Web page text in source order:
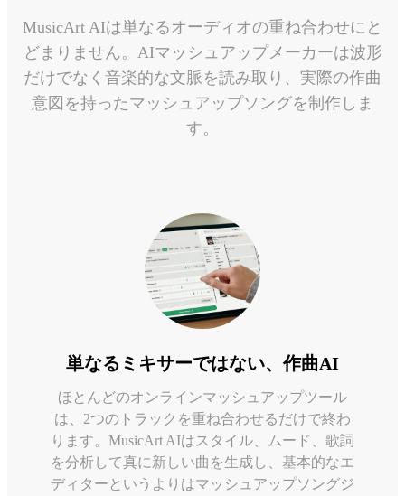
MusicArt AIは単なるオーディオの重ね合わせにと
どまりません。AIマッシュアップメーカーは波形
だけでなく音楽的な文脈を読み取り、実際の作曲
意図を持ったマッシュアップソングを制作しま
す。
単なるミキサーではない、作曲AI
ほとんどのオンラインマッシュアップツール
は、2つのトラックを重ね合わせるだけで終わ
ります。MusicArt AIはスタイル、ムード、歌詞
を分析して真に新しい曲を生成し、基本的なエ
ディターというよりはマッシュアップソングジ